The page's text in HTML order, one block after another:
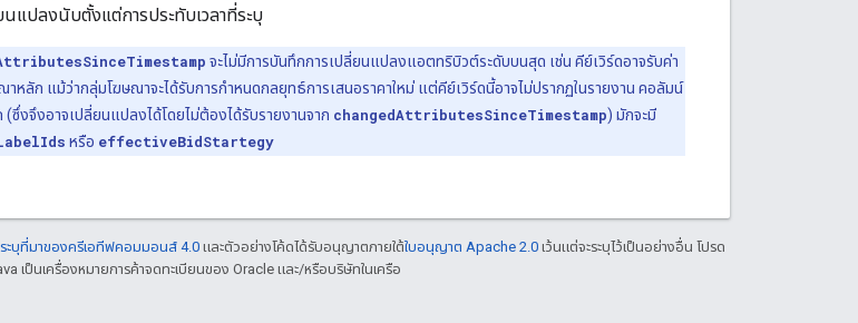
แปลงนับตั้งแต่การประทับเวลาที่ระบุ
จะไม่มีการบันทึกการเปลี่ยนแปลงแอตทริบิวต์ระดับบนสุด เช่น คีย์เวิร์ดอาจรับค่า
หลัก แม้ว่ากลุ่มโฆษณาจะได้รับการกำหนดกลยุทธ์การเสนอราคาใหม่ แต่คีย์เวิร์ดนี้อาจไม่ปรากฏในรายงาน คอลัมน์
งจึงอาจเปลี่ยนแปลงได้โดยไม่ต้องได้รับรายงานจาก changedAttributesSinceTimestamp) มักจะมี
หรือ effectiveBidStartegy
ะบุที่มาของครีเอทีฟคอมมอนส์ 4.0และตัวอย่างโค้ดได้รับอนุญาตภายใต้ใบอนุญาต Apache 2.0 เว้นแต่จะระบุไว้เป็นอย่างอื่น โปรด
เป็นเครื่องหมายการค้าจดทะเบียนของ Oracle และ/หรือบริษัทในเครือ